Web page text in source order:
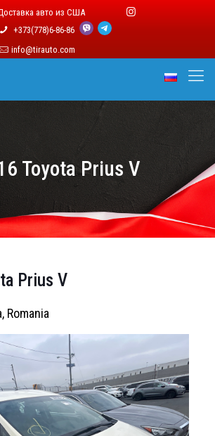
авто из США
+373(778)6-86-86
info@tirauto.com
Toyota Prius V
Prius V
Romania